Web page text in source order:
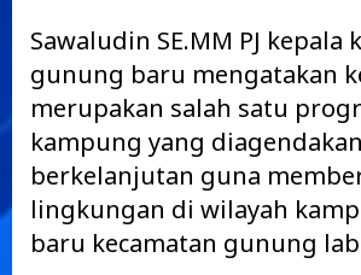
Sawaludin SE.MM PJ kepala
gunung baru mengatakan
merupakan salah satu
kampung yang
berkelanjutan guna
lingkungan di wilayah
baru kecamatan gunung